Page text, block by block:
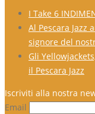
I Take 6
Al Pescara Jazz
signore del
Gli
il Pescara Jazz
Iscriviti alla nostra
Email